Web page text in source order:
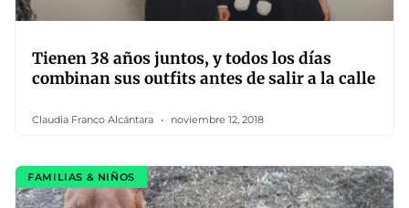
Tienen 38 años juntos, y todos los días
combinan sus outfits antes de salir a la calle
Claudia Franco Alcántara noviembre 12, 2018
FAMILIAS & NIÑOS